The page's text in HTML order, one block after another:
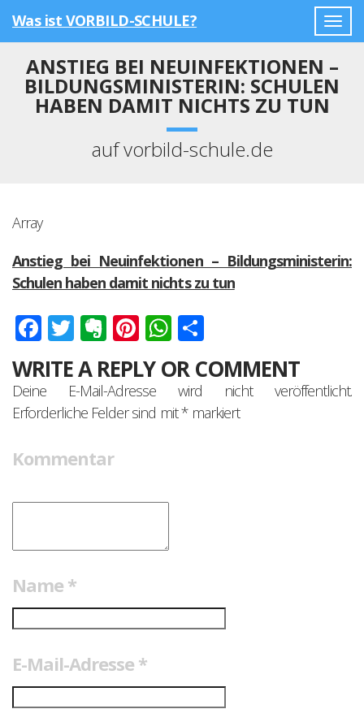
Was ist VORBILD-SCHULE?
ANSTIEG BEI NEUINFEKTIONEN –
BILDUNGSMINISTERIN: SCHULEN
HABEN DAMIT NICHTS ZU TUN
auf vorbild-schule.de
Array
Anstieg bei Neuinfektionen – Bildungsministerin:
Schulen haben damit nichts zu tun
Facebook
Twitter
Evernote
Pinterest
WhatsApp
WRITE A REPLY OR COMMENT
Deine E-Mail-Adresse wird nicht veröffentlicht.
Erforderliche Felder sind mit*markiert
Kommentar
Name *
E-Mail-Adresse *